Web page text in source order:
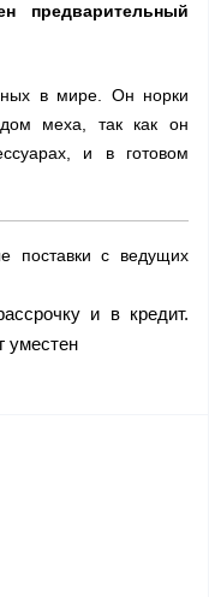
предварительный
в мире. Он норки
меха, так как он
и в готовом
поставки с ведущих
и в кредит.
уместен